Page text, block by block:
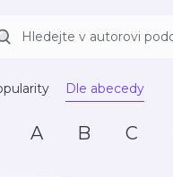
Dle abecedy
A B C